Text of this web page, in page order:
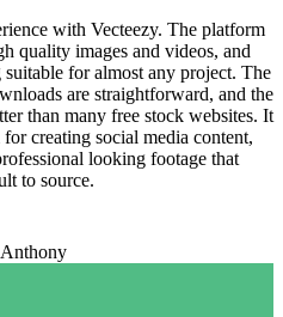
with Vecteezy. The platform
quality images and videos, and
suitable for almost any project. The
are straightforward, and the
than many free stock websites. It
creating social media content,
looking footage that
to source.
Anthony